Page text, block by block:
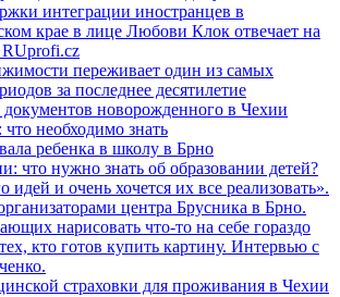
интеграции иностранцев в
крае в лице Любови Клок отвечает на
переживает один из самых
за последнее десятилетие
новорожденного в Чехии
необходимо знать
ребенка в школу в Брно
что нужно знать об образовании детей?
идей и очень хочется их все реализовать».
центра Брусника в Брно.
нарисовать что-то на себе гораздо
кто готов купить картину. Интервью с
страховки для проживания в Чехии